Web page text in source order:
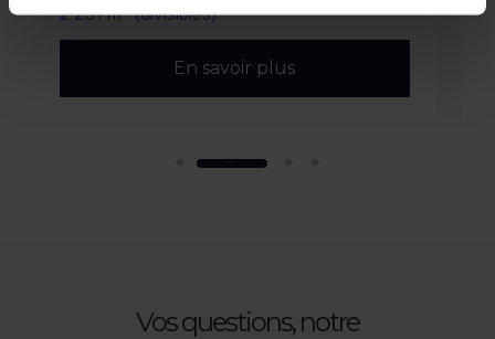
2 231 m² (divisibles)
En savoir plus
Vos questions, notre